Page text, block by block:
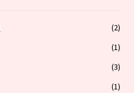
(2)
(1)
(3)
(1)